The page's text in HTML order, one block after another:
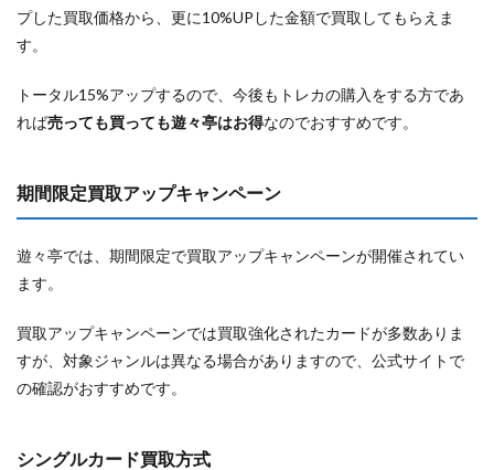
プした買取価格から、更に10%UPした金額で買取してもらえま
す。
トータル15%アップするので、今後もトレカの購入をする方であ
れば売っても買っても遊々亭はお得なのでおすすめです。
期間限定買取アップキャンペーン
遊々亭では、期間限定で買取アップキャンペーンが開催されてい
ます。
買取アップキャンペーンでは買取強化されたカードが多数ありま
すが、対象ジャンルは異なる場合がありますので、公式サイトで
の確認がおすすめです。
シングルカード買取方式